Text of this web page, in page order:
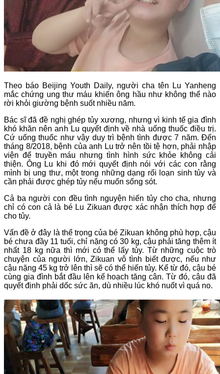
Theo báo Beijing Youth Daily, người cha tên Lu Yanheng
mắc chứng ung thư máu khiến ông hầu như không thể nào
rời khỏi giường bệnh suốt nhiều năm.
Bác sĩ đã đề nghị ghép tủy xương, nhưng vì kinh tế gia đình
khó khăn nên anh Lu quyết định về nhà uống thuốc điều trị.
Cứ uống thuốc như vậy duy trì bệnh tình được 7 năm. Đến
tháng 8/2018, bệnh của anh Lu trở nên tồi tệ hơn, phải nhập
viện để truyền máu nhưng tình hình sức khỏe không cải
thiện. Ông Lu khi đó mới quyết định nói với các con rằng
mình bị ung thư, một trong những dạng rối loạn sinh tủy và
cần phải được ghép tủy nếu muốn sống sót.
Cả ba người con đều tình nguyện hiến tủy cho cha, nhưng
chỉ có con cả là bé Lu Zikuan được xác nhận thích hợp để
cho tủy.
Vấn đề ở đây là thể trọng của bé Zikuan không phù hợp, cậu
bé chưa đầy 11 tuổi, chỉ nặng có 30 kg, cậu phải tăng thêm ít
nhất 18 kg nữa thì mới có thể lấy tủy. Từ những cuộc trò
chuyện của người lớn, Zikuan vô tình biết được, nếu như
cậu nặng 45 kg trở lên thì sẽ có thể hiến tủy. Kể từ đó, cậu bé
cùng gia đình bắt đầu lên kế hoạch tăng cân. Từ đó, cậu đã
quyết định phải dốc sức ăn, dù nhiều lúc khó nuốt vì quá no.